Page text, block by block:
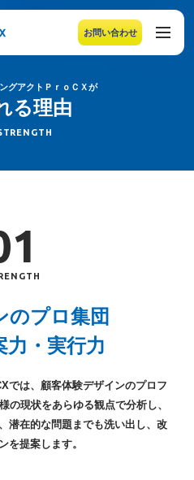
お問い合わせ
キーでメニューを閉じるこ
ＮＴＴマーケティ
グアクトＰｒｏＣＸが
る理由
のプロ集団「
のプロ集団
力・実行力
では、顧客体験デザインのプロフ
の現状をあらゆる観点で分析し、
潜在的な問題までも洗い出し、改
を提案します。